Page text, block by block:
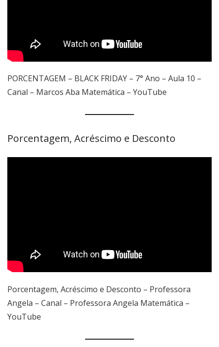
PORCENTAGEM – BLACK FRIDAY – 7° Ano – Aula 10 –
Canal – Marcos Aba Matemática – YouTube
Porcentagem, Acréscimo e Desconto
Porcentagem, Acréscimo e Desconto – Professora
Angela – Canal – Professora Angela Matemática –
YouTube